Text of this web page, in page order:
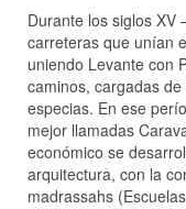
Durante los siglos XV
carreteras que unían
uniendo Levante con
caminos, cargadas
especias. En ese
mejor llamadas
económico se
arquitectura, con la
madrassahs